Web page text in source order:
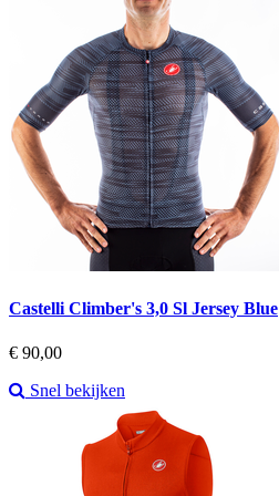
Castelli Climber's 3,0 Sl Jersey Blue
Prijs
€ 90,00
Snel bekijken